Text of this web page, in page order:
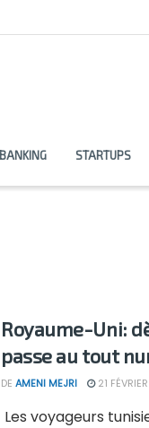
BANKING STARTUPS
Royaume-Uni:
passe au tout
DE AMENI MEJRI 21
Les voyageurs